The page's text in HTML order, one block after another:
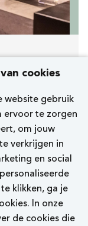
cookies
website gebruik
ervoor te zorgen
om jouw
verkrijgen in
en social
klikken, ga je
In onze
de cookies die